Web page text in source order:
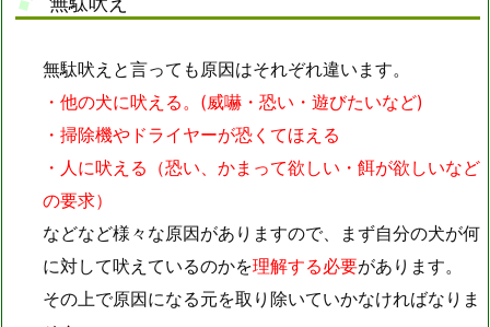
無駄吠えと言っても原因はそれぞれ違います。
・他の犬に吠える。(威嚇・恐い・遊びたいなど)
・掃除機やドライヤーが恐くてほえる
・人に吠える（恐い、かまって欲しい・餌が欲しいなど
の要求）
などなど様々な原因がありますので、まず自分の犬が何
に対して吠えているのかを理解する必要があります。
その上で原因になる元を取り除いていかなければなりま